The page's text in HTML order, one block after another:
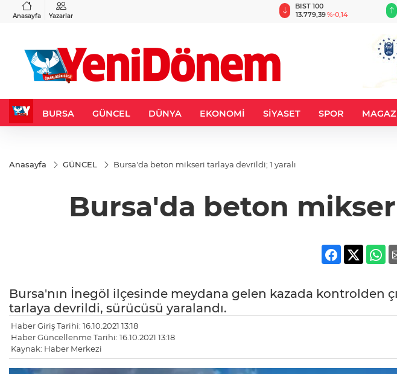
Anasayfa Yazarlar
%-0,22
BIST 100
13.779,39%-0,14
BURSA GÜNCEL DÜNYA EKONOMİ SİYASET SPOR
Anasayfa GÜNCEL Bursa'da beton mikseri tarlaya devrildi; 1 yaralı
Bursa'da beton
Bursa'nın İnegöl ilçesinde meydana gelen kazada kontrolden
tarlaya devrildi, sürücüsü yaralandı.
Haber Giriş Tarihi: 16.10.2021 13:18
Haber Güncellenme Tarihi: 16.10.2021 13:18
Kaynak: Haber Merkezi